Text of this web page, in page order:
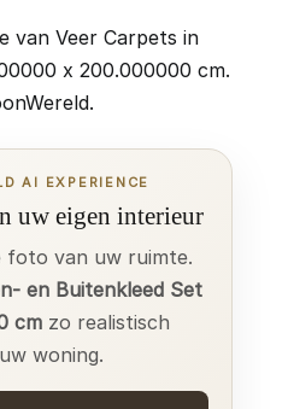
van Veer Carpets in
x 200.000000 cm.
AI EXPERIENCE
uw eigen interieur
foto van uw ruimte.
en Buitenkleed Set
cmzo realistisch
woning.